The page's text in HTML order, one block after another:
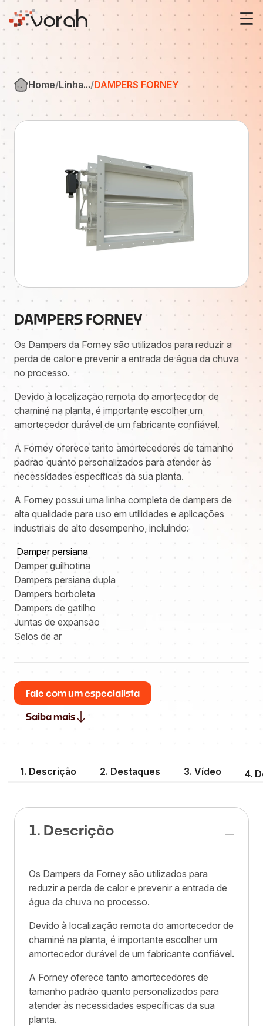
Fireye
Forney
Home Linha... DAMPERS FORNEY
DAMPERS FORNEY
Os Dampers da Forney são utilizados para reduzir a
perda de calor e prevenir a entrada de água da chuva
no processo.
Devido à localização remota do amortecedor de
chaminé na planta, é importante escolher um
amortecedor durável de um fabricante confiável.
A Forney oferece tanto amortecedores de tamanho
padrão quanto personalizados para atender às
necessidades específicas da sua planta.
A Forney possui uma linha completa de dampers de
alta qualidade para uso em utilidades e aplicações
industriais de alto desempenho, incluindo:
Damper persiana
Damper guilhotina
Dampers persiana dupla
Dampers borboleta
Dampers de gatilho
Juntas de expansão
Selos de ar
Fale com um especialista
Saiba mais
1. Descrição 2. Destaques 3. Vídeo 4.
1. Descrição
Os Dampers da Forney são utilizados para
reduzir a perda de calor e prevenir a entrada de
água da chuva no processo.
Devido à localização remota do amortecedor de
chaminé na planta, é importante escolher um
amortecedor durável de um fabricante confiável.
A Forney oferece tanto amortecedores de
tamanho padrão quanto personalizados para
atender às necessidades específicas da sua
planta.